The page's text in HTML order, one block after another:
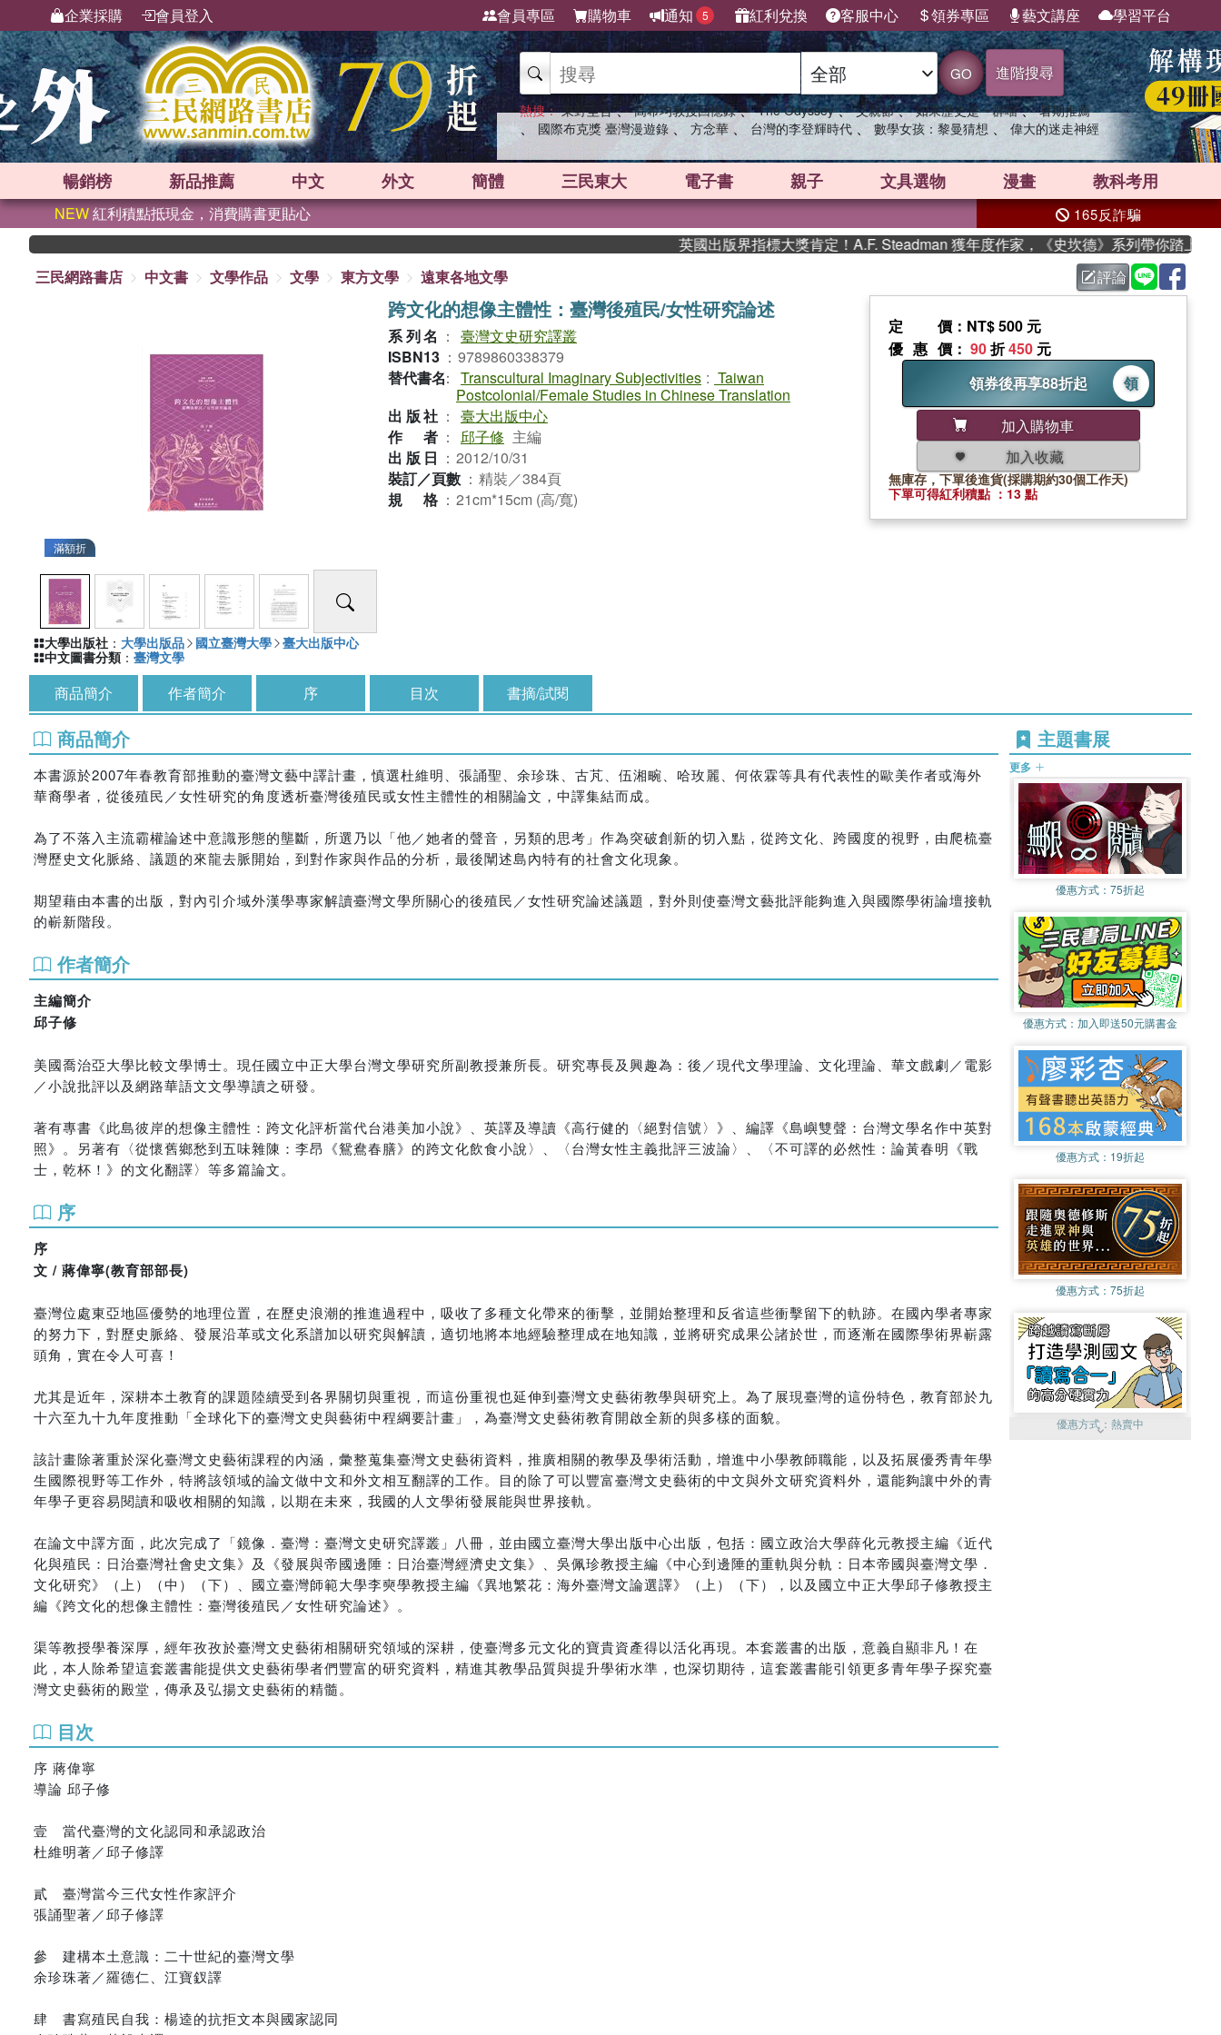
企業採購 會員登入 會員專區 購物車 通知 5 紅利兌換 客服中心 領券專區 藝文講座 學習平台
GO 進階搜尋
熱搜： 東野圭吾 、 高希均教授回憶錄 、 The Odyssey 、 父親節 、 如果歷史是一群喵 、 暑期推薦
、 國際布克獎 臺灣漫遊錄 、 方念華 、 台灣的李登輝時代 、 數學女孩：黎曼猜想 、 偉大的迷走神經
暢銷榜 新品推薦 中文 外文 簡體 三民東大 電子書 親子 文具選物 漫畫 教科考用
NEW紅利積點抵現金，消費購書更貼心 165反詐騙
英國出版界指標大獎肯定！A.F. Steadman 獲年度作家，《史坎德》系列帶你踏上熱血奇幻旅
三民網路書店
中文書 文學作品 文學 東方文學 遠東各地文學 評論
滿額折
跨文化的想像主體性：臺灣後殖民/女性研究論述
系列名 ： 臺灣文史研究譯叢
ISBN13 ： 9789860338379
替代書名： Transcultural Imaginary Subjectivities : Taiwan
Postcolonial/Female Studies in Chinese Translation
出版社 ： 臺大出版中心
作者 ： 邱子修 主編
出版日 ： 2012/10/31
裝訂／頁數 ： 精裝／384頁
規格 ： 21cm*15cm (高/寬)
定價 ：NT$ 500 元
優惠價 ： 90折450 元
領券後再享88折起
領
加入購物車
加入收藏
無庫存，下單後進貨(採購期約30個工作天)
下單可得紅利積點 ：13 點
大學出版社 ： 大學出版品 國立臺灣大學 臺大出版中心
中文圖書分類 ： 臺灣文學
商品簡介 作者簡介 序 目次 書摘/試閱
商品簡介
本書源於2007年春教育部推動的臺灣文藝中譯計畫，慎選杜維明、張誦聖、余珍珠、古芃、伍湘畹、哈玫麗、何依霖等具有代表性的歐美作者或海外
華裔學者，從後殖民／女性研究的角度透析臺灣後殖民或女性主體性的相關論文，中譯集結而成。
為了不落入主流霸權論述中意識形態的壟斷，所選乃以「他／她者的聲音，另類的思考」作為突破創新的切入點，從跨文化、跨國度的視野，由爬梳臺
灣歷史文化脈絡、議題的來龍去脈開始，到對作家與作品的分析，最後闡述島內特有的社會文化現象。
期望藉由本書的出版，對內引介域外漢學專家解讀臺灣文學所關心的後殖民／女性研究論述議題，對外則使臺灣文藝批評能夠進入與國際學術論壇接軌
的嶄新階段。
作者簡介
主編簡介
邱子修
美國喬治亞大學比較文學博士。現任國立中正大學台灣文學研究所副教授兼所長。研究專長及興趣為：後／現代文學理論、文化理論、華文戲劇／電影
／小說批評以及網路華語文文學導讀之研發。
著有專書《此島彼岸的想像主體性：跨文化評析當代台港美加小說》、英譯及導讀《高行健的〈絕對信號〉》、編譯《島嶼雙聲：台灣文學名作中英對
照》。另著有〈從懷舊鄉愁到五味雜陳：李昂《鴛鴦春膳》的跨文化飲食小說〉、〈台灣女性主義批評三波論〉、〈不可譯的必然性：論黃春明《戰
士，乾杯！》的文化翻譯〉等多篇論文。
序
序
文 / 蔣偉寧(教育部部長)
臺灣位處東亞地區優勢的地理位置，在歷史浪潮的推進過程中，吸收了多種文化帶來的衝擊，並開始整理和反省這些衝擊留下的軌跡。在國內學者專家
的努力下，對歷史脈絡、發展沿革或文化系譜加以研究與解讀，適切地將本地經驗整理成在地知識，並將研究成果公諸於世，而逐漸在國際學術界嶄露
頭角，實在令人可喜！
尤其是近年，深耕本土教育的課題陸續受到各界關切與重視，而這份重視也延伸到臺灣文史藝術教學與研究上。為了展現臺灣的這份特色，教育部於九
十六至九十九年度推動「全球化下的臺灣文史與藝術中程綱要計畫」，為臺灣文史藝術教育開啟全新的與多樣的面貌。
該計畫除著重於深化臺灣文史藝術課程的內涵，彙整蒐集臺灣文史藝術資料，推廣相關的教學及學術活動，增進中小學教師職能，以及拓展優秀青年學
生國際視野等工作外，特將該領域的論文做中文和外文相互翻譯的工作。目的除了可以豐富臺灣文史藝術的中文與外文研究資料外，還能夠讓中外的青
年學子更容易閱讀和吸收相關的知識，以期在未來，我國的人文學術發展能與世界接軌。
在論文中譯方面，此次完成了「鏡像．臺灣：臺灣文史研究譯叢」八冊，並由國立臺灣大學出版中心出版，包括：國立政治大學薛化元教授主編《近代
化與殖民：日治臺灣社會史文集》及《發展與帝國邊陲：日治臺灣經濟史文集》、吳佩珍教授主編《中心到邊陲的重軌與分軌：日本帝國與臺灣文學．
文化研究》（上）（中）（下）、國立臺灣師範大學李奭學教授主編《異地繁花：海外臺灣文論選譯》（上）（下），以及國立中正大學邱子修教授主
編《跨文化的想像主體性：臺灣後殖民／女性研究論述》。
渠等教授學養深厚，經年孜孜於臺灣文史藝術相關研究領域的深耕，使臺灣多元文化的寶貴資產得以活化再現。本套叢書的出版，意義自顯非凡！在
此，本人除希望這套叢書能提供文史藝術學者們豐富的研究資料，精進其教學品質與提升學術水準，也深切期待，這套叢書能引領更多青年學子探究臺
灣文史藝術的殿堂，傳承及弘揚文史藝術的精髓。
目次
序 蔣偉寧
導論 邱子修
壹 當代臺灣的文化認同和承認政治
杜維明著／邱子修譯
貳 臺灣當今三代女性作家評介
張誦聖著／邱子修譯
參 建構本土意識：二十世紀的臺灣文學
余珍珠著／羅德仁、江寶釵譯
肆 書寫殖民自我：楊逵的抗拒文本與國家認同
主題書展
更多
優惠方式： 75折起
優惠方式： 加入即送50元購書金
優惠方式： 19折起
優惠方式： 75折起
優惠方式： 熱賣中